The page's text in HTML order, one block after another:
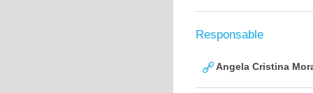
Responsable
Angela Cristina